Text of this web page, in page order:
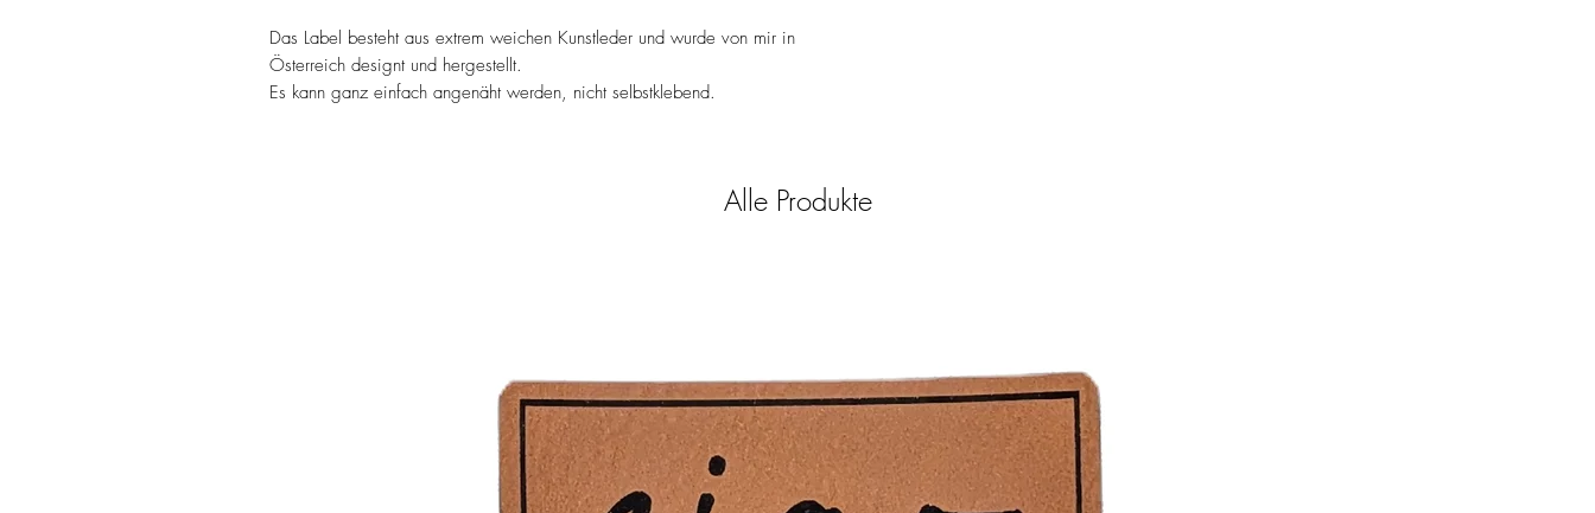
Das Label besteht aus extrem weichen Kunstleder und wurde von mir in
Österreich designt und hergestellt.
Es kann ganz einfach angenäht werden, nicht selbstklebend.
Alle Produkte